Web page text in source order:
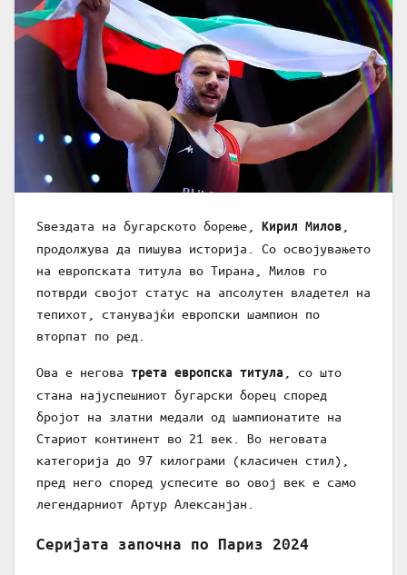
Ѕвездата на бугарското борење, Кирил Милов
продолжува да пишува историја. Со освојувањето
на европската титула во Тирана, Милов го
потврди својот статус на апсолутен владетел на
тепихот, станувајќи европски шампион по
вторпат по ред.
Ова е негова трета европска титула , со што
стана најуспешниот бугарски борец според
бројот на златни медали од шампионатите на
Стариот континент во 21 век. Во неговата
категорија до 97 килограми (класичен стил),
пред него според успесите во овој век е само
легендарниот Артур Алексанјан.
Серијата започна по Париз 2024